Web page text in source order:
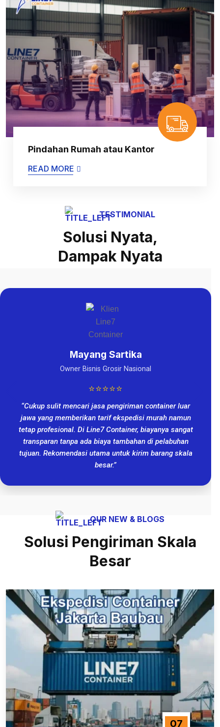
Pindahan Rumah atau Kantor
READ MORE
TESTIMONIAL
Solusi Nyata,
Dampak Nyata
Mayang Sartika
Owner Bisnis Grosir Nasional
⭐⭐⭐⭐⭐
“Cukup sulit mencari jasa pengiriman container luar
jawa yang memberikan tarif ekspedisi murah namun
tetap profesional. Di Line7 Container, biayanya sangat
transparan tanpa ada biaya tambahan di pelabuhan
tujuan. Rekomendasi utama untuk kirim barang skala
besar.”
OUR NEW & BLOGS
Solusi Pengiriman Skala
Besar
07